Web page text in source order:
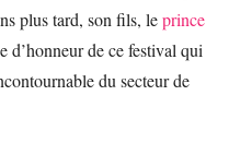
plus tard, son fils, leprince
d’honneur de ce festival qui
du secteur de